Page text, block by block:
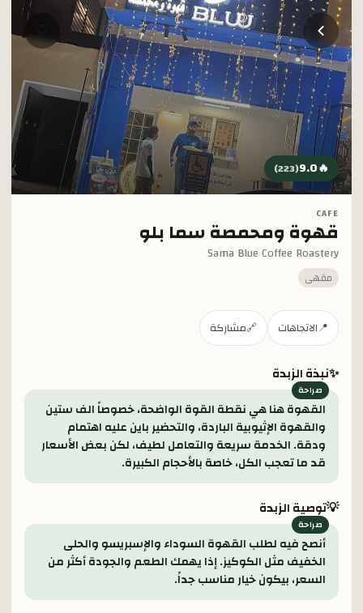
تخطي إلى المحتوى الرئيسي
🔥
9.0
(
223
)
CAFE
قهوة ومحمصة سما بلو
Sama Blue Coffee Roastery
مقهى
📍الاتجاهات 🔗مشاركة
✨نبذة الزبدة
القهوة هنا هي نقطة القوة الواضحة، خصوصاً الف ستين
والقهوة الإثيوبية الباردة، والتحضير باين عليه اهتمام
ودقة. الخدمة سريعة والتعامل لطيف، لكن بعض الأسعار
قد ما تعجب الكل، خاصة بالأحجام الكبيرة.
💡توصية الزبدة
أنصح فيه لطلب القهوة السوداء والإسبريسو والحلى
الخفيف مثل الكوكيز. إذا يهمك الطعم والجودة أكثر من
السعر، بيكون خيار مناسب جداً.